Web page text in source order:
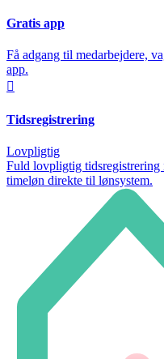
Gratis app
Få adgang til medarbejdere,
app.

Tidsregistrering
Lovpligtig
Fuld lovpligtig tidsregistrering
timeløn direkte til lønsystem.